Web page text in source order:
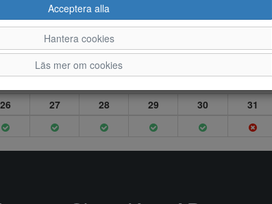
26 27 28 29 30 31
Acceptera alla
Hantera cookies
Läs mer om cookies